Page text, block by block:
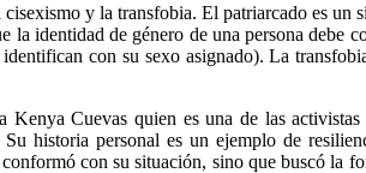
y la transfobia. El patriarcado es
identidad de género de una persona debe
con su sexo asignado). La
Cuevas quien es una de las
historia personal es un ejemplo de
con su situación, sino que buscó la